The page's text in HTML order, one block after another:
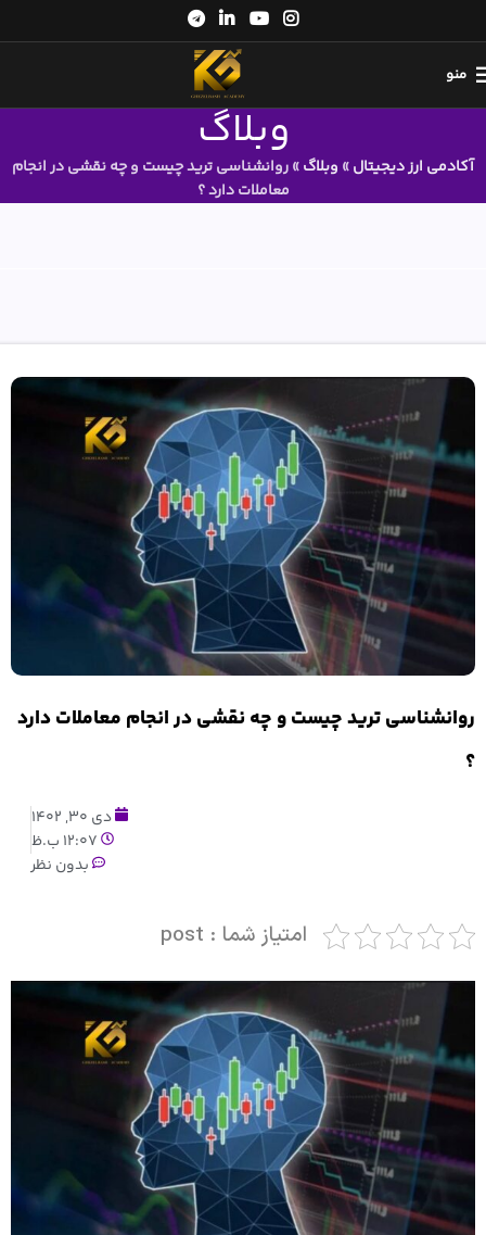
منو
وبلاگ
آکادمی ارز دیجیتال» وبلاگ»روانشناسی ترید چیست و چه نقشی در انجام
معاملات دارد ؟
روانشناسی ترید چیست و چه نقشی در انجام معاملات دارد
؟
دی 30, 1402
12:07 ب.ظ
بدون نظر
امتیاز شما : post